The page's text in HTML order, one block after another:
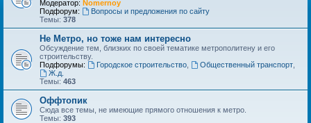
Модератор: Nomernoy
Подфорум:
Вопросы и предложения по сайту
Темы: 378
Не Метро, но тоже нам интересно
Обсуждение тем, близких по своей тематике метрополитену и его
строительству.
Подфорумы:
Городское строительство, Общественный транспорт,
Ж.д.
Темы: 463
Оффтопик
Сюда все темы, не имеющие прямого отношения к метро.
Темы: 393